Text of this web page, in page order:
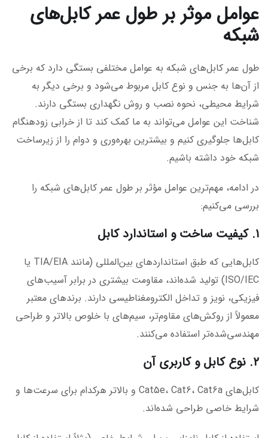
عوامل موثر بر طول عمر کابل‌های
شبکه
طول عمر کابل‌های شبکه به عوامل مختلفی بستگی دارد که برخی
از آن‌ها به جنس و نوع کابل مربوط می‌شود و برخی دیگر به
شرایط محیطی، نحوه نصب و روش نگهداری بستگی دارند.
شناخت این عوامل می‌تواند به ما کمک کند تا از خرابی زودهنگام
کابل‌ها جلوگیری کنیم و بیشترین بهره‌وری و دوام را از زیرساخت
شبکه خود داشته باشیم.
در ادامه، مهم‌ترین عوامل مؤثر بر طول عمر کابل‌های شبکه را
بررسی می‌کنیم:
۱. کیفیت ساخت و استاندارد کابل
کابل‌هایی که طبق استانداردهای بین‌المللی (مانند TIA/EIA یا
ISO/IEC) تولید شده‌اند، مقاومت بیشتری در برابر آسیب‌های
فیزیکی، نویز و تداخل الکترومغناطیسی دارند. برندهای معتبر
معمولاً از روکش‌های مقاوم‌تر، سیم‌های با خلوص بالاتر و طراحی
مهندسی‌شده‌تر استفاده می‌کنند.
۲. نوع کابل و کاربری آن
کابل‌های Cat5e، Cat6، Cat6a و بالاتر هرکدام برای سرعت‌ها و
شرایط خاصی طراحی شده‌اند.